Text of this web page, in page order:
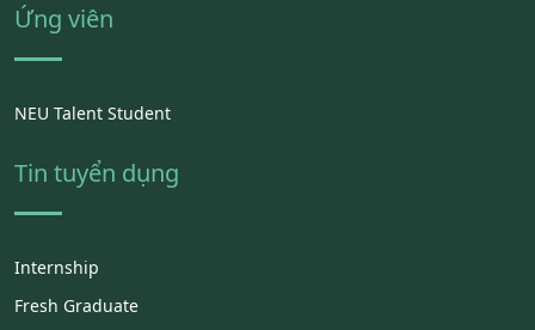
Ứng viên
NEU Talent Student
Tin tuyển dụng
Internship
Fresh Graduate